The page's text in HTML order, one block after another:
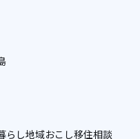
らし地域おこし移住相談